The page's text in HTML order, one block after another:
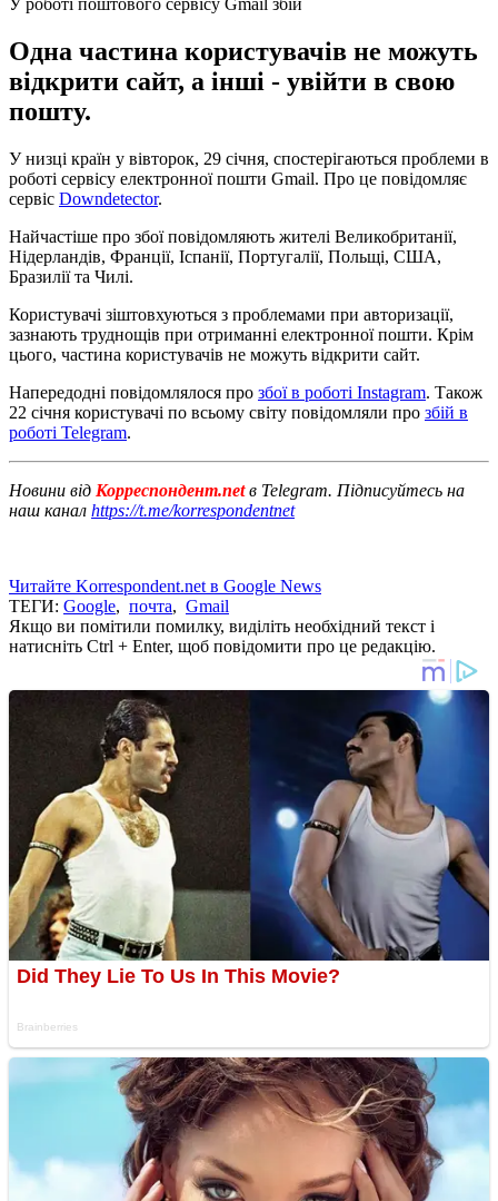
Одна частина користувачів не можуть
відкрити сайт, а інші - увійти в свою
пошту.
У низці країн у вівторок, 29 січня, спостерігаються проблеми в
роботі сервісу електронної пошти Gmail. Про це повідомляє
сервіс Downdetector.
Найчастіше про збої повідомляють жителі Великобританії,
Нідерландів, Франції, Іспанії, Португалії, Польщі, США,
Бразилії та Чилі.
Користувачі зіштовхуються з проблемами при авторизації,
зазнають труднощів при отриманні електронної пошти. Крім
цього, частина користувачів не можуть відкрити сайт.
Напередодні повідомлялося про збої в роботі Instagram. Також
22 січня користувачі по всьому світу повідомляли про збій в
роботі Telegram.
Новини від Корреспондент.netв Telegram. Підписуйтесь на
наш канал https://t.me/korrespondentnet
Читайте Korrespondent.net в Google News
ТЕГИ: Google, почта, Gmail
Якщо ви помітили помилку, виділіть необхідний текст і
натисніть Ctrl + Enter, щоб повідомити про це редакцію.